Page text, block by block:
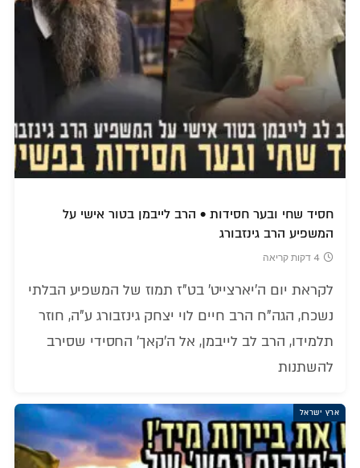
חסיד שחי ובער חסידות • הרב לייבמן בטור אישי על
המשפיע הרב גינזבורג
4 דקות קריאה
לקראת יום ה'יארצייט' בט"ז תמוז של המשפיע הבלתי
נשכח, הגה"ח הרב חיים לוי יצחק גינזבורג ע"ה, חוזר
תלמידו, הרב לב לייבמן, אל ה'קאך' החסידי שסירב
להשתנות
ארץ ישראל